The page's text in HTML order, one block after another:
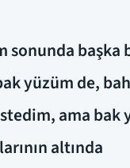
sonunda
yüzüm de,
ama
altında